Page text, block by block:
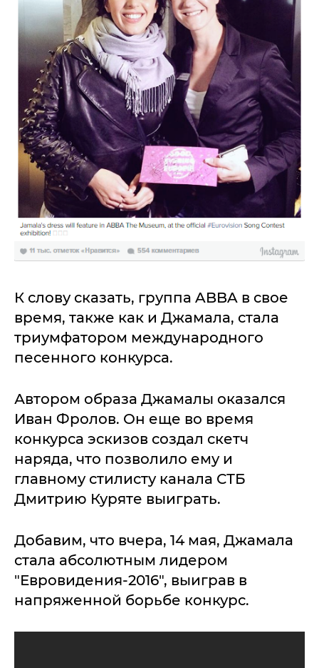
К слову сказать, группа ABBA в свое
время, также как и Джамала, стала
триумфатором международного
песенного конкурса.
Автором образа Джамалы оказался
Иван Фролов. Он еще во время
конкурса эскизов создал скетч
наряда, что позволило ему и
главному стилисту канала СТБ
Дмитрию Куряте выиграть.
Добавим, что вчера, 14 мая, Джамала
стала абсолютным лидером
"Евровидения-2016", выиграв в
напряженной борьбе конкурс.